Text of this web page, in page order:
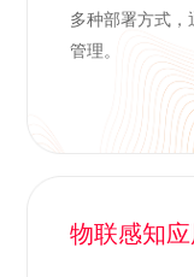
多种部署方式
管理。
物联感知应